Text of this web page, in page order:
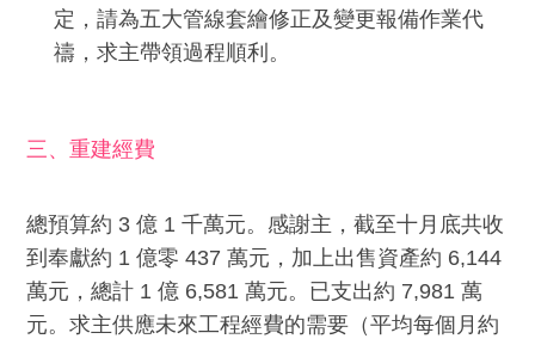
定，請為五大管線套繪修正及變更報備作業代
禱，求主帶領過程順利。
三、重建經費
總預算約 3 億 1 千萬元。感謝主，截至十月底共收
到奉獻約 1 億零 437 萬元，加上出售資產約 6,144
萬元，總計 1 億 6,581 萬元。已支出約 7,981 萬
元。求主供應未來工程經費的需要（平均每個月約